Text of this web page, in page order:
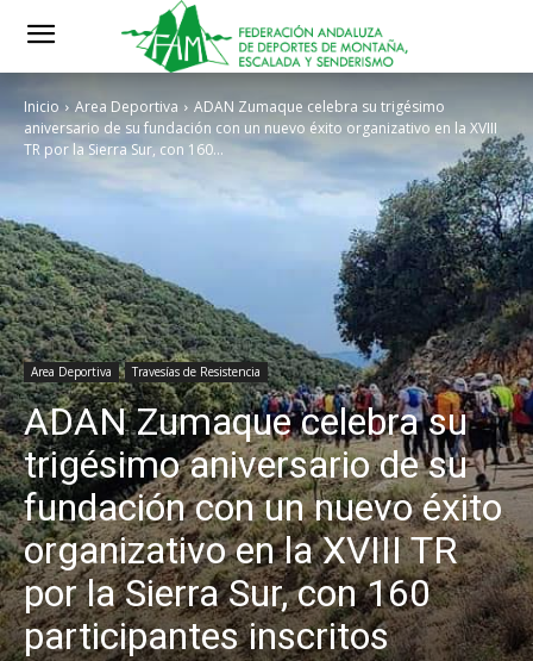
Inicio Area Deportiva
ADAN Zumaque celebra su trigésimo
aniversario de su fundación con un nuevo éxito organizativo en la XVIII
TR por la Sierra Sur, con 160...
Area Deportiva Travesías de Resistencia
ADAN Zumaque celebra su
trigésimo aniversario de su
fundación con un nuevo éxito
organizativo en la XVIII TR
por la Sierra Sur, con 160
participantes inscritos